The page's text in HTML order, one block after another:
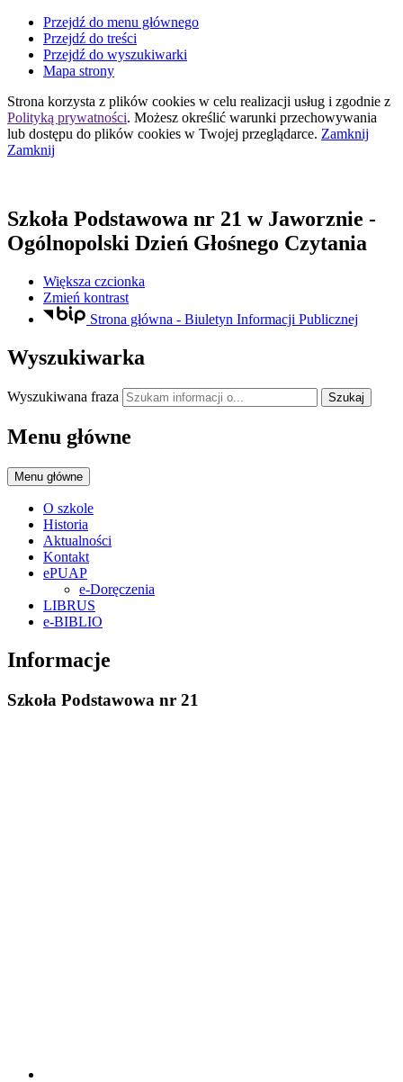
Przejdź do menu głównego
Przejdź do treści
Przejdź do wyszukiwarki
Mapa strony
Strona korzysta z plików cookies w celu realizacji usług i zgodnie z
Polityką prywatności. Możesz określić warunki przechowywania
lub dostępu do plików cookies w Twojej przeglądarce. Zamknij
Zamknij
Szkoła Podstawowa nr 21 w Jaworznie -
Ogólnopolski Dzień Głośnego Czytania
Większa czcionka
Zmień kontrast
Strona główna - Biuletyn Informacji Publicznej
Wyszukiwarka
Wyszukiwana fraza Szukaj
Menu główne
Menu główne
O szkole
Historia
Aktualności
Kontakt
ePUAP
e-Doręczenia
LIBRUS
e-BIBLIO
Informacje
Szkoła Podstawowa nr 21